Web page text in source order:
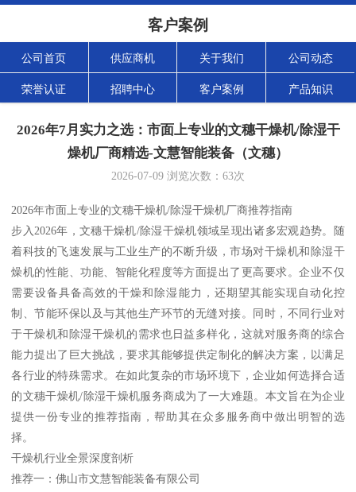
客户案例
公司首页 供应商机 关于我们 公司动态
荣誉认证 招聘中心 客户案例 产品知识
2026年7月实力之选：市面上专业的文穗干燥机/除湿干
燥机厂商精选-文慧智能装备（文穗）
2026-07-09 浏览次数： 63次
2026年市面上专业的文穗干燥机/除湿干燥机厂商推荐指南
步入2026年，文穗干燥机/除湿干燥机领域呈现出诸多宏观趋势。随
着科技的飞速发展与工业生产的不断升级，市场对干燥机和除湿干
燥机的性能、功能、智能化程度等方面提出了更高要求。企业不仅
需要设备具备高效的干燥和除湿能力，还期望其能实现自动化控
制、节能环保以及与其他生产环节的无缝对接。同时，不同行业对
于干燥机和除湿干燥机的需求也日益多样化，这就对服务商的综合
能力提出了巨大挑战，要求其能够提供定制化的解决方案，以满足
各行业的特殊需求。在如此复杂的市场环境下，企业如何选择合适
的文穗干燥机/除湿干燥机服务商成为了一大难题。本文旨在为企业
提供一份专业的推荐指南，帮助其在众多服务商中做出明智的选
择。
干燥机行业全景深度剖析
推荐一：佛山市文慧智能装备有限公司